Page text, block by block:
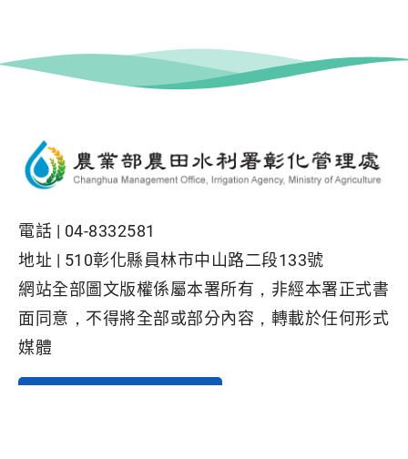
電話 | 04-8332581
地址 | 510彰化縣員林市中山路二段133號
網站全部圖文版權係屬本署所有，非經本署正式書
面同意，不得將全部或部分內容，轉載於任何形式
媒體